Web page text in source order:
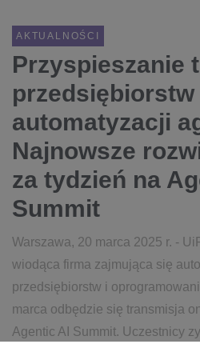
AKTUALNOŚCI
Przyspieszanie
przedsiębiorstw
automatyzacji
Najnowsze
za tydzień na
Summit
Warszawa, 20 marca 2025 r. -
wiodąca firma zajmująca się
przedsiębiorstw i
marca odbędzie się transmisja
Agentic AI Summit. Uczestnicy